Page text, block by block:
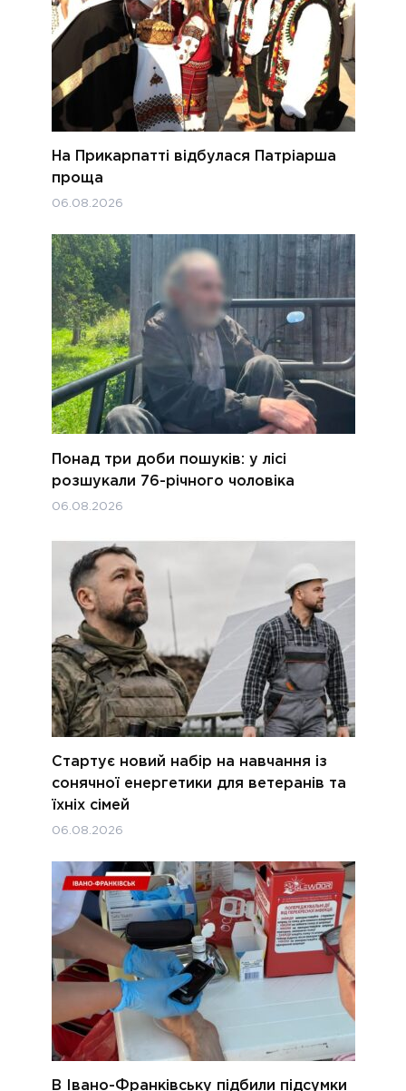
На Прикарпатті відбулася Патріарша
проща
06.08.2026
Понад три доби пошуків: у лісі
розшукали 76-річного чоловіка
06.08.2026
Стартує новий набір на навчання із
сонячної енергетики для ветеранів та
їхніх сімей
06.08.2026
В Івано-Франківську підбили підсумки